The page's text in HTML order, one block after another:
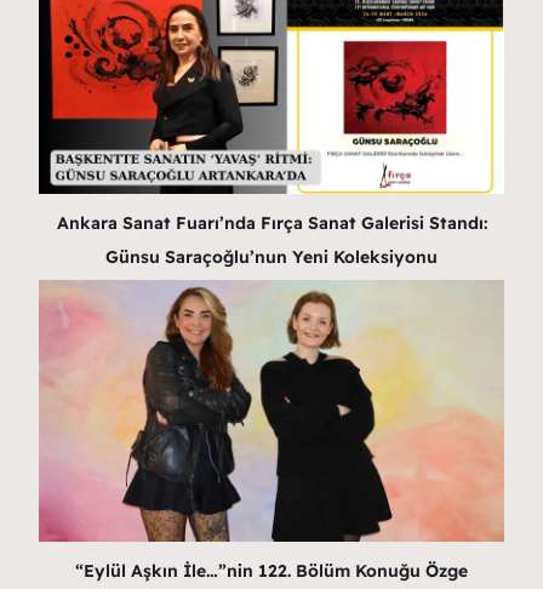
Ankara Sanat Fuarı’nda Fırça Sanat Galerisi Standı:
Günsu Saraçoğlu’nun Yeni Koleksiyonu
“Eylül Aşkın İle…”nin 122. Bölüm Konuğu Özge